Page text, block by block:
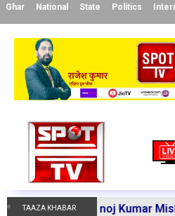
Ghar National State Politics
TAAZA KHABAR
Acharya Manoj Kumar